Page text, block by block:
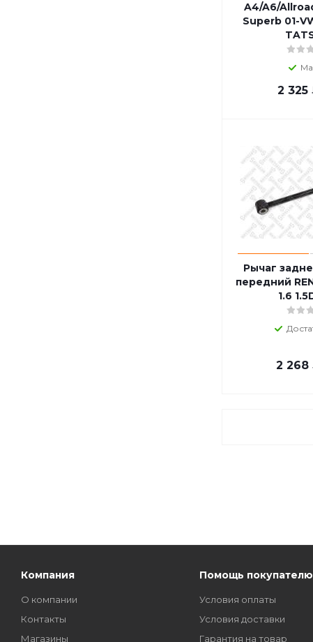
A4/A6/
Superb 01-
2 325
Рычаг
передний
1.6
2 268
Компания
О компании
Контакты
Магазины
Помощь покупателю
Условия оплаты
Условия доставки
Гарантия на товар